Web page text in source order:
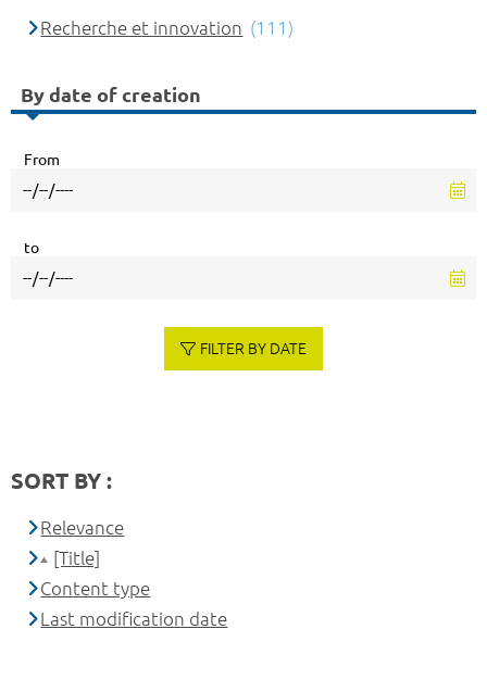
Recherche et innovation (111)
By date of creation
From
to
FILTER BY DATE
SORT BY :
Relevance
[Title]
Content type
Last modification date